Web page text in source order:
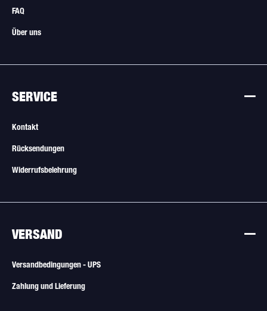
FAQ
Über uns
SERVICE
Kontakt
Rücksendungen
Widerrufsbelehrung
VERSAND
Versandbedingungen - UPS
Zahlung und Lieferung